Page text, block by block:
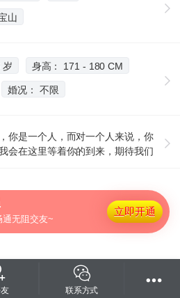
山
岁 身高： 171 - 180 CM
婚况： 不限
你是一个人，而对一个人来说，你
会在这里等着你的到来，期待我们
通无阻交友~
立即开通
联系方式